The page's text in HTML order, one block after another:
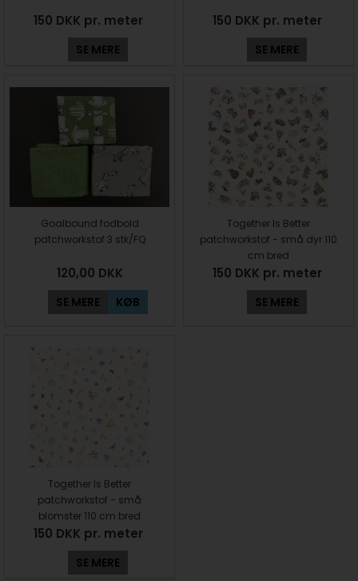
150 DKK pr. meter
SE MERE
150 DKK pr. meter
SE MERE
Goalbound fodbold
patchworkstof 3 stk/FQ
120,00 DKK
SE MERE KØB
Together Is Better
patchworkstof - små dyr 110
cm bred
150 DKK pr. meter
SE MERE
Together Is Better
patchworkstof - små
blomster 110 cm bred
150 DKK pr. meter
SE MERE